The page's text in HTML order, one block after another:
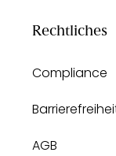
Rechtliches
Compliance
AGB